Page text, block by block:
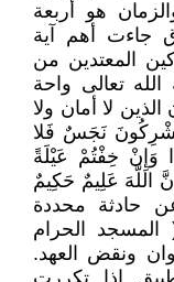
هو أربعة
جاءت أهم آية
المعتدين من
تعالى واحة
لا أمان ولا
نَجَسٌ فَلا
وَإِنْ خِفْتُمْ عَيْلَةً
اللَّهَ عَلِيمٌ حَكِيمٌ
عن حادثة محددة
المسجد الحرام
ونقض العهد.